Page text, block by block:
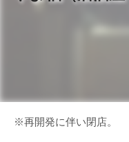
※再開発に伴い閉店。